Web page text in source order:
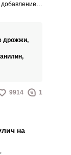
был
дрожжи,
9914 1
на